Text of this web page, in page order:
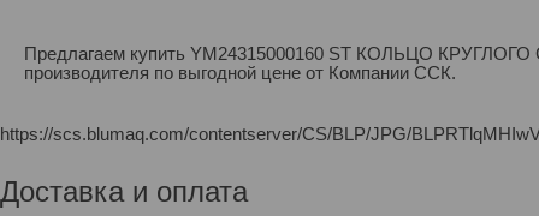
Предлагаем купить YM24315000160 ST КОЛЬЦО
производителя по выгодной цене от Компании ССК.
https://scs.blumaq.com/contentserver/CS/BLP/JPG/
Доставка и оплата